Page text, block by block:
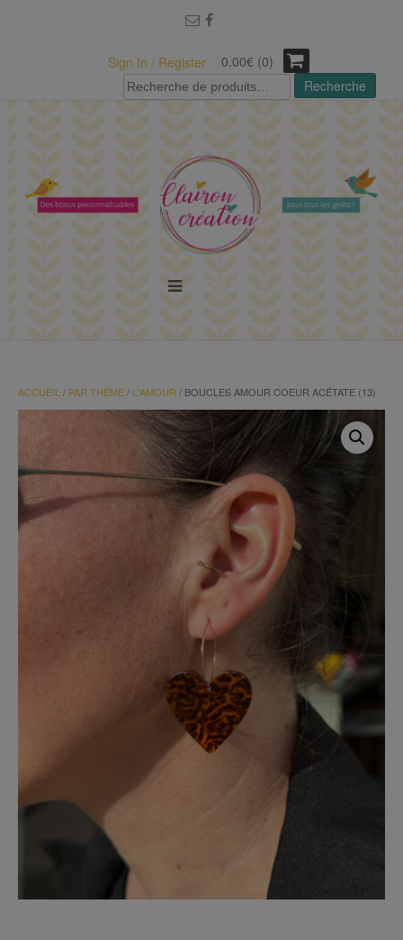
Sign In / Register
0.00€ (0)
Recherche
pour :
Recherche
ACCUEIL / PAR THÈME/ L'AMOUR / BOUCLES AMOUR COEUR ACÉTATE (13)